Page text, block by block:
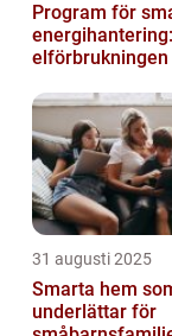
Program för
elförbrukningen
31 augusti 2025
Smarta hem
underlättar för